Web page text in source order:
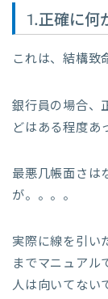
1.正確に何
これは、結構致
銀行員の場合、
どはある程度あ
最悪几帳面さは
が。。。。
実際に線を引い
までマニュアル
人は向いてない